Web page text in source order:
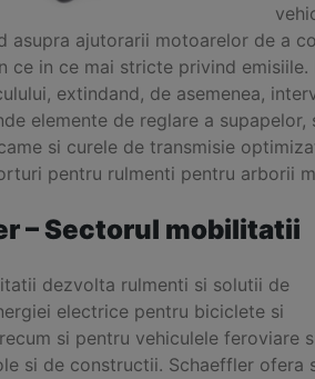
asupra ajutorarii motoarelor de a
ce in ce mai stricte privind
extindand, de asemenea,
elemente de reglare a
si curele de transmisie
pentru rulmenti pentru arborii
– Sectorul mobilitatii
dezvolta rulmenti si solutii de
electrice pentru biciclete si
si pentru vehiculele feroviare
si de constructii. Schaeffler ofera